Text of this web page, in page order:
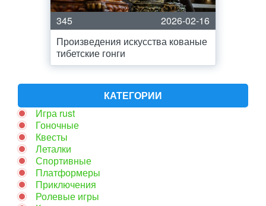
345
2026-02-16
Произведения искусства кованые
тибетские гонги
КАТЕГОРИИ
Игра rust
Гоночные
Квесты
Леталки
Спортивные
Платформеры
Приключения
Ролевые игры